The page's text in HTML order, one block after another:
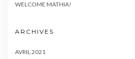
WELCOME MATHIA!
ARCHIVES
AVRIL 2021